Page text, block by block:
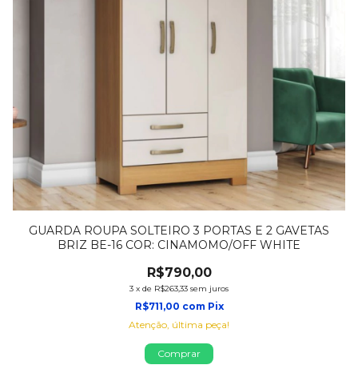
GUARDA ROUPA SOLTEIRO 3 PORTAS E 2 GAVETAS
BRIZ BE-16 COR: CINAMOMO/OFF WHITE
R$790,00
3 x de R$263,33 sem juros
R$711,00 com Pix
Atenção, última peça!